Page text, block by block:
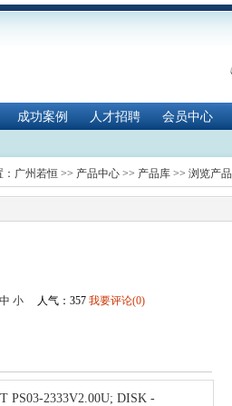
成功案例 人才招聘 会员中心
广州若恒>> 产品中心>> 产品库>> 浏览产品
中 小 人气： 357 我要评论(0)
PS03-2333V2.00U; DISK -